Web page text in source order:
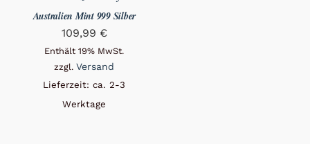
Australien Mint 999 Silber
109,99 €
Enthält 19% MwSt.
zzgl.Versand
Lieferzeit: ca. 2-3
Werktage